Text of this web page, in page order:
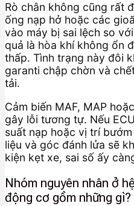
Rò chân không cũng rất
ống nạp hở hoặc các
vào máy bị sai lệch so
quả là hòa khí không ổn
thấp. Tình trạng này đôi
garanti chập chờn và
tải.
Cảm biến MAF, MAP
gây lỗi tương tự. Nếu
suất nạp hoặc vị trí
liệu và góc đánh lửa sẽ
kiện kẹt xe, sai số ấy
Nhóm nguyên nhân ở
động cơ gồm những gì?